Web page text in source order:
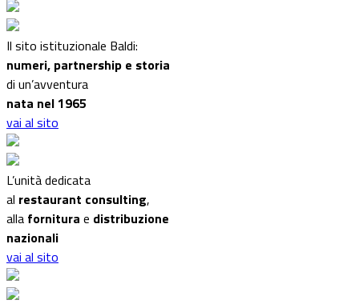
Il sito istituzionale Baldi:
numeri, partnership e storia
di un’avventura
nata nel 1965
vai al sito
L’unità dedicata
al restaurant consulting,
alla fornitura e distribuzione
nazionali
vai al sito